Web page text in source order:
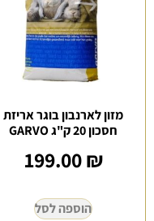
מזון לארנבון בוגר אריזת
חסכון 20 ק"ג GARVO
199.00₪
הוספה לסל